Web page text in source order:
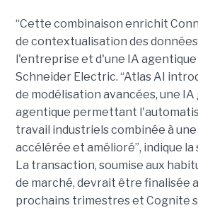
“Cette combinaison enrichit
de contextualisation des
l'entreprise et d'une IA agentique
Schneider Electric. “Atlas AI
de modélisation avancées, une
agentique permettant
travail industriels combinée à
accélérée et amélioré”, indique
La transaction, soumise aux
de marché, devrait être finalisée
prochains trimestres et Cognite